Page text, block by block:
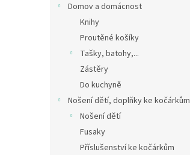
Domov a domácnost
Knihy
Proutěné košíky
Tašky, batohy,...
Zástěry
Do kuchyně
Nošení dětí, doplňky ke kočárkům
Nošení dětí
Fusaky
Příslušenství ke kočárkům